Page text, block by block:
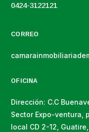
0424-3122121
CORREO
OFICINA
Dirección: C.C
Sector Expo-ventura,
local CD 2-12, Guatire,